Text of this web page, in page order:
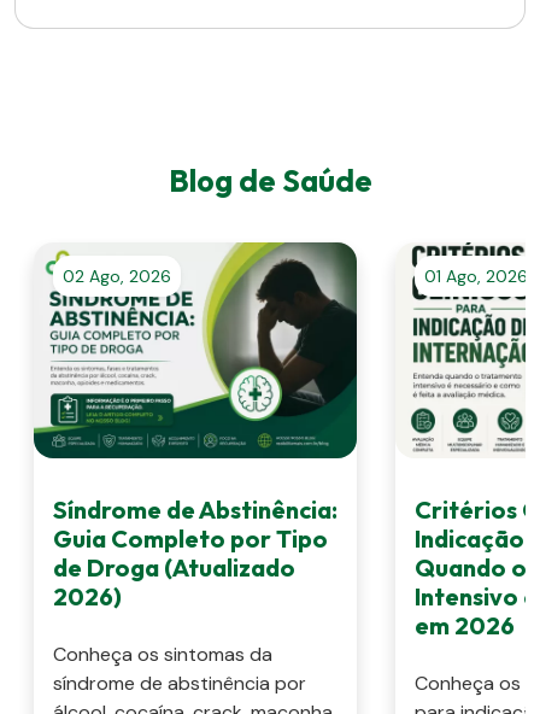
Blog de Saúde
02 Ago, 2026
Síndrome de Abstinência:
Guia Completo por Tipo
de Droga (Atualizado
2026)
Conheça os sintomas da
síndrome de abstinência por
01 Ago, 2026
Critérios
Indicação
Quando o
Intensivo
em 2026
Conheça os